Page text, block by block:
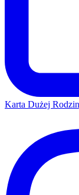
Karta Dużej